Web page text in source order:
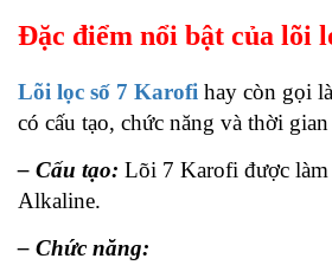
Đặc điểm nổi bật của lõi
Lõi lọc số 7 Karofi hay còn gọi
có cấu tạo, chức năng và thời
– Cấu tạo: Lõi 7 Karofi được làm
Alkaline.
– Chức năng: